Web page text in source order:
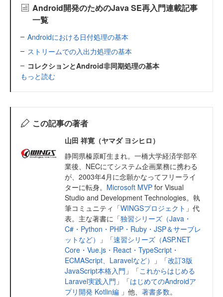
Android開発のためのJava SE再入門連載記事
一覧
Androidにおける日付処理の基本
ストリームでの入出力処理の基本
コレクションとAndroid非同期処理の基本
もっと読む
この記事の著者
山田 祥寛（ヤマダ ヨシヒロ）
静岡県榛原町生まれ。一橋大学経済学部卒
業後、NECにてシステム企画業務に携わる
が、2003年4月に念願かなってフリーライ
ターに転身。 Microsoft MVP for Visual
Studio and Development Technologies。執
筆コミュニティ「WINGSプロジェクト 」代
表。主な著書に「独習シリーズ（Java・
C#・Python・PHP・Ruby・JSP＆サーブレ
ットなど）
」「速習シリーズ（ASP.NET
Core・Vue.js・React・TypeScript・
ECMAScript、Laravelなど）
」「改訂3版
JavaScript本格入門 」「これからはじめる
Laravel実践入門 」「はじめてのAndroidア
プリ開発 Kotlin編 」他、 著書多数。